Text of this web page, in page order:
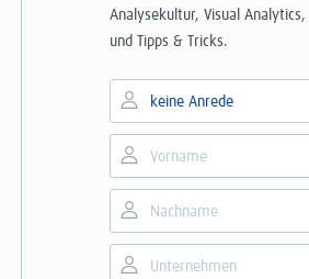
Analysekultur, Visual
und Tipps & Tricks.